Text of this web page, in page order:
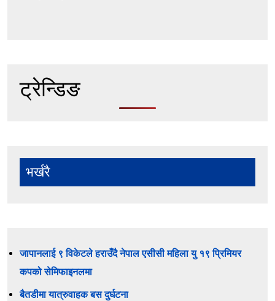
ट्रेन्डिङ
भर्खरै
जापानलाई ९ विकेटले हराउँदै नेपाल एसीसी महिला यु १९ प्रिमियर
कपको सेमिफाइनलमा
बैतडीमा यात्रुवाहक बस दुर्घटना